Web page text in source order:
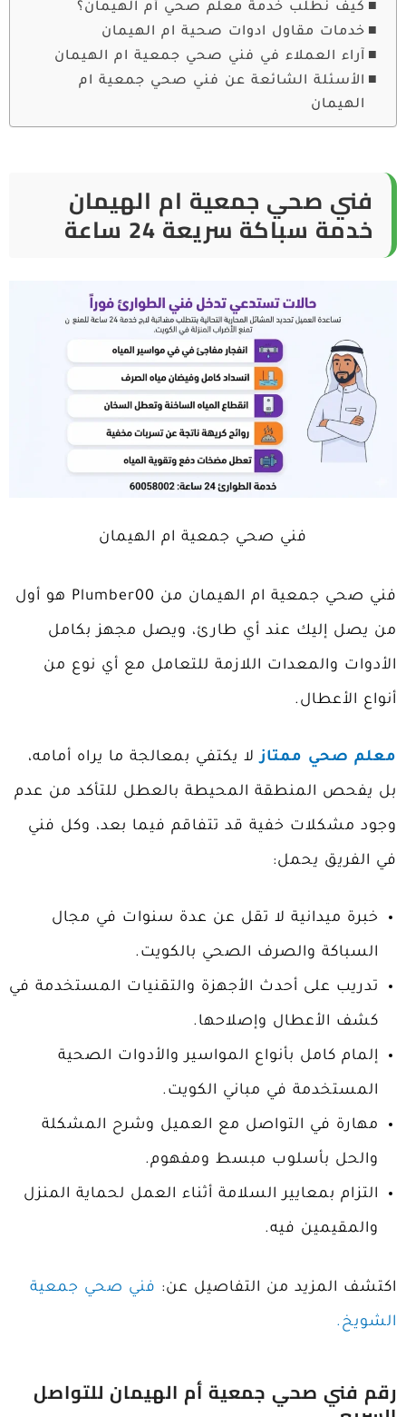
كيف نطلب خدمة معلم صحي أم الهيمان؟
خدمات مقاول ادوات صحية ام الهيمان
آراء العملاء في فني صحي جمعية ام الهيمان
الأسئلة الشائعة عن فني صحي جمعية ام
الهيمان
فني صحي جمعية ام الهيمان
خدمة سباكة سريعة 24 ساعة
فني صحي جمعية ام الهيمان
فني صحي جمعية ام الهيمان من Plumber00 هو أول
من يصل إليك عند أي طارئ، ويصل مجهز بكامل
الأدوات والمعدات اللازمة للتعامل مع أي نوع من
أنواع الأعطال.
معلم صحي ممتازلا يكتفي بمعالجة ما يراه أمامه،
بل يفحص المنطقة المحيطة بالعطل للتأكد من عدم
وجود مشكلات خفية قد تتفاقم فيما بعد، وكل فني
في الفريق يحمل:
خبرة ميدانية لا تقل عن عدة سنوات في مجال
السباكة والصرف الصحي بالكويت.
تدريب على أحدث الأجهزة والتقنيات المستخدمة في
كشف الأعطال وإصلاحها.
إلمام كامل بأنواع المواسير والأدوات الصحية
المستخدمة في مباني الكويت.
مهارة في التواصل مع العميل وشرح المشكلة
والحل بأسلوب مبسط ومفهوم.
التزام بمعايير السلامة أثناء العمل لحماية المنزل
والمقيمين فيه.
اكتشف المزيد من التفاصيل عن: فني صحي جمعية
الشويخ.
رقم فني صحي جمعية أم الهيمان للتواصل